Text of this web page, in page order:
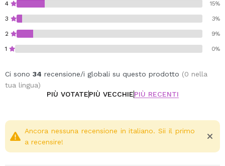
Cruelty free.
4 15%
3 3%
2 9%
1 0%
Ci sono 34 recensione/i globali su questo prodotto (0 nella
tua lingua)
PIÙ VOTATEPIÙ VECCHIEPIÙ RECENTI
Ancora nessuna recensione in italiano. Sii il primo
a recensire!